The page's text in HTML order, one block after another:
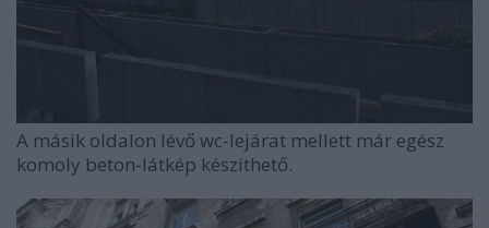
A másik oldalon lévő wc-lejárat mellett már egész
komoly beton-látkép készíthető.